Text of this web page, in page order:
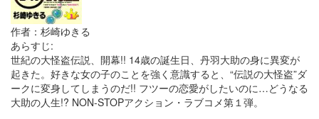
作者：杉崎ゆきる
あらすじ:
世紀の大怪盗伝説、開幕!! 14歳の誕生日、丹羽大助の身に異変が
起きた。好きな女の子のことを強く意識すると、“伝説の大怪盗”ダ
ークに変身してしまうのだ!! フツーの恋愛がしたいのに…どうなる
大助の人生!? NON-STOPアクション・ラブコメ第１弾。